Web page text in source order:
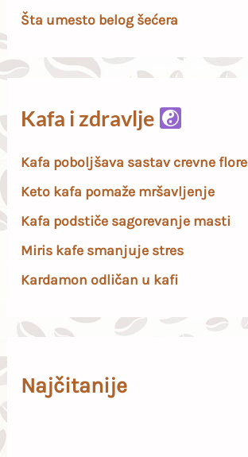
Šta umesto belog šećera
Kafa i zdravlje
Kafa poboljšava sastav crevne flore
Keto kafa pomaže mršavljenje
Kafa podstiče sagorevanje masti
Miris kafe smanjuje stres
Kardamon odličan u kafi
Najčitanije